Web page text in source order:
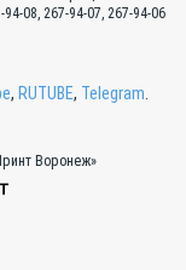
08, 267-94-07, 267-94-06
, RUTUBE, Telegram
Воронеж»